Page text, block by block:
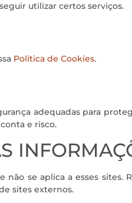
utilizar certos serviços.
Política de Cookies.
adequadas para
e risco.
se aplica a esses
sites externos.